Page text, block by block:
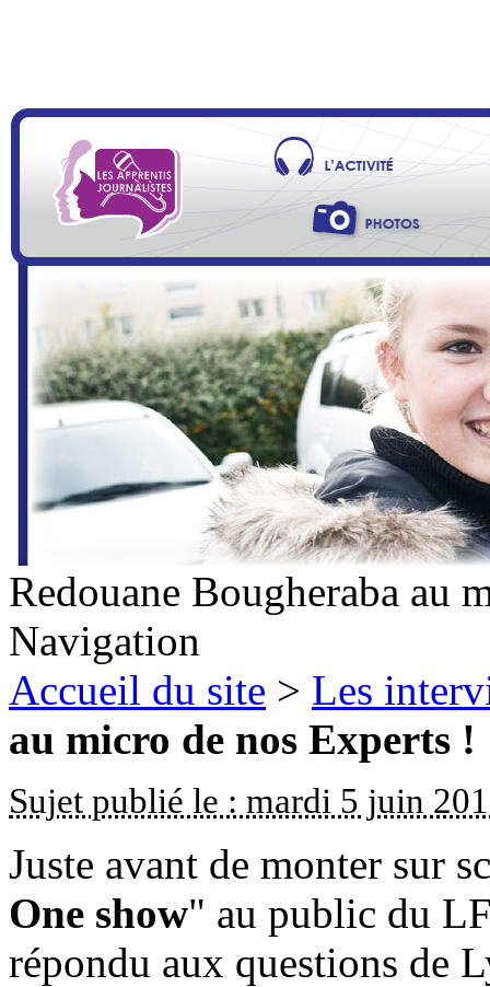
Redouane Bougheraba au
Navigation
Accueil du site > Les
au micro de nos Experts !
Sujet publié le : mardi 5 juin
Juste avant de monter sur
One show" au public du
répondu aux questions de